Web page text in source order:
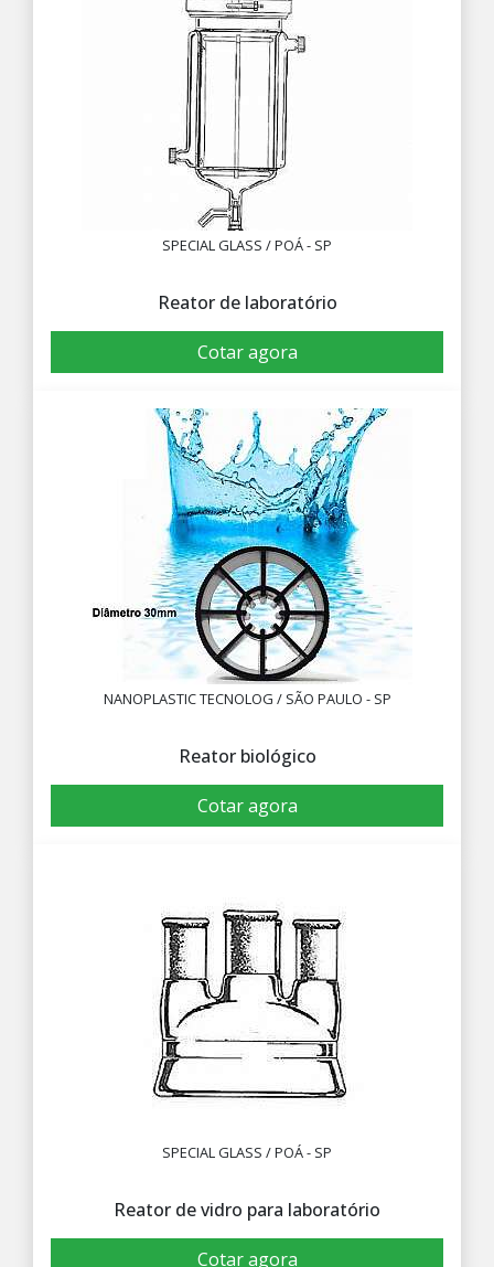
SPECIAL GLASS / POÁ - SP
Reator de laboratório
Cotar agora
NANOPLASTIC TECNOLOG / SÃO PAULO - SP
Reator biológico
Cotar agora
SPECIAL GLASS / POÁ - SP
Reator de vidro para laboratório
Cotar agora